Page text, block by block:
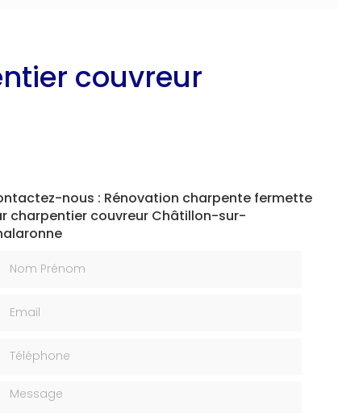
couvreur
nous : Rénovation charpente fermette
charpentier couvreur Châtillon-sur-
Message